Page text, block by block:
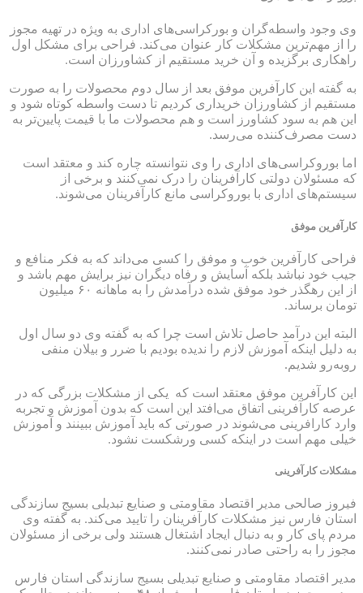
وی وجود واسطه‌گران و بورکراسی‌های اداری به ویژه در تهیه مجوز
را از مهم‌ترین مشکلات کار عنوان می‌کند. فراحی برای مشکل اول
راهکاری برگزیده و آن خرید مستقیم از کشاورزان است.
به گفته این کارآفرین موفق بعد از سال دوم محصولات را به صورت
مستقیم از کشاورزان خریداری کردیم تا دست واسطه کوتاه شود و
این هم به سود کشاورز است و هم محصولات ما با قیمت پایین‌تر به
دست مصرف‌کننده می‌رسد.
اما بوروکراسی‌های اداری را وی نتوانسته چاره‌ کند و معتقد است
که مسئولان دولتی کارآفرینان را درک نمی‌کنند و برخی از
سیستم‌های اداری با بوروکراسی مانع کارآفرینان می‌شوند.
کارآفرین موفق
فراحی کارآفرین خوب و موفق را کسی می‌داند که به فکر منافع و
جیب خود نباشد بلکه آسایش و رفاه دیگران نیز برایش مهم باشد و
از این رهگذر خود موفق شده درآمدش را به ماهانه ۶۰ میلیون
تومان برساند.
البته این درآمد حاصل تلاش است چرا که به گفته وی دو سال اول
به دلیل اینکه آموزش لازم را ندیده بودیم با ضرر و بیلان منفی
روبه‌رو شدیم.
این کارآفرین موفق معتقد است که یکی از مشکلات بزرگی که در
عرصه کارآفرینی اتفاق می‌افتد این است که بدون آموزش و تجربه
وارد کارافرینی می‌شوند در صورتی که باید آموزش ببینند و آموزش
خیلی مهم است در اینکه کسی ورشکست نشود.
مشکلات کارآفرینی
فیروز صالحی مدیر اقتصاد مقاومتی و صنایع تبدیلی بسیج سازندگی
استان فارس نیز مشکلات کارآفرینان را تایید می‌کند. به گفته وی
مردم پای کار و به دنبال ایجاد اشتغال هستند ولی برخی از مسئولان
مجوز را به راحتی صادر نمی‌کنند.
مدیر اقتصاد مقاومتی و صنایع تبدیلی بسیج سازندگی استان فارس